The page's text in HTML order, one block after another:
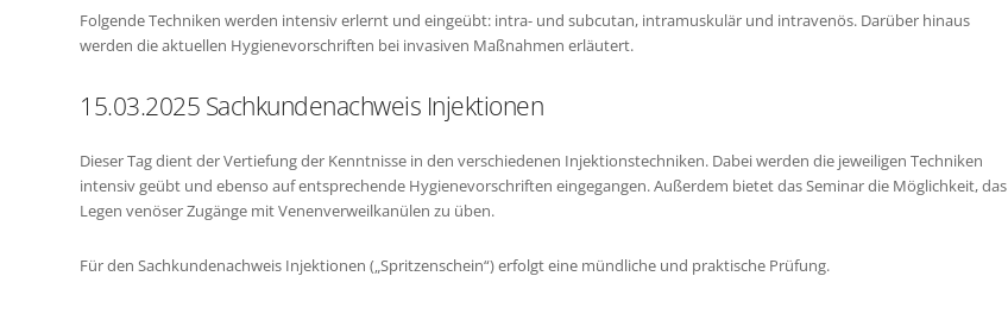
Folgende Techniken werden intensiv erlernt und eingeübt: intra- und subcutan, intramuskulär und intravenös. Darüber hinaus
werden die aktuellen Hygienevorschriften bei invasiven Maßnahmen erläutert.
15.03.2025 Sachkundenachweis Injektionen
Dieser Tag dient der Vertiefung der Kenntnisse in den verschiedenen Injektionstechniken. Dabei werden die jeweiligen Techniken
intensiv geübt und ebenso auf entsprechende Hygienevorschriften eingegangen. Außerdem bietet das Seminar die Möglichkeit, das
Legen venöser Zugänge mit Venenverweilkanülen zu üben.
Für den Sachkundenachweis Injektionen („Spritzenschein“) erfolgt eine mündliche und praktische Prüfung.